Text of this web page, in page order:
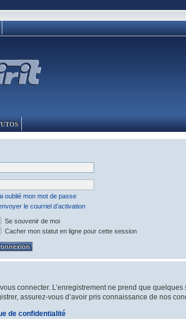
oublié mon mot de passe
le courriel d’activation
Se souvenir de moi
Cacher mon statut en ligne pour cette session
connecter. L’enregistrement ne prend que
assurez-vous d’avoir pris connaissance de nos
de confidentialité